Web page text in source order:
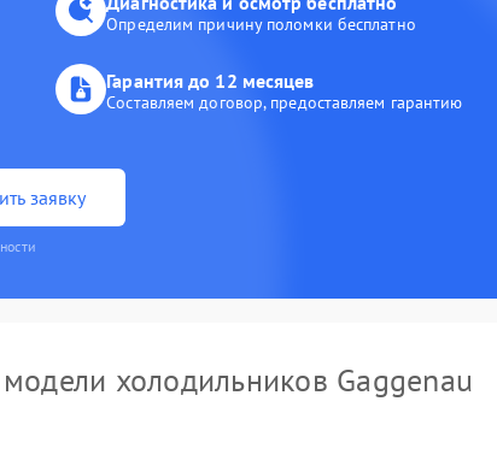
Определим причину поломки бесплатно
Гарантия до 12 месяцев
Составляем договор, предоставляем гарантию
заявку
холодильников Gaggenau